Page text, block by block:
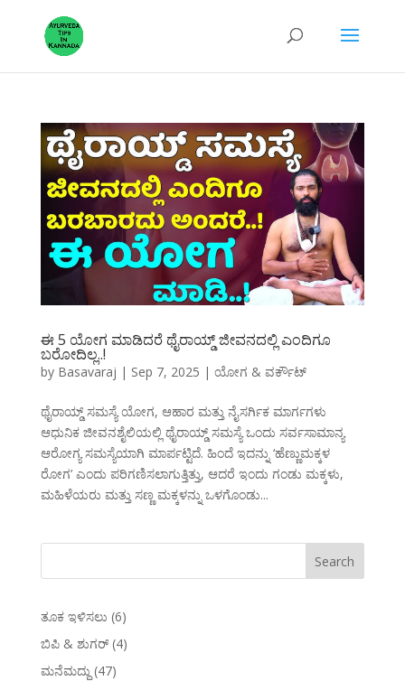
ಈ 5 ಯೋಗ ಮಾಡಿದರೆ ಥೈರಾಯ್ಡ್‌ ಜೀವನದಲ್ಲಿ ಎಂದಿಗೂ
ಬರೋದಿಲ್ಲ..!
by Basavaraj | Sep 7, 2025 | ಯೋಗ & ವರ್ಕೌಟ್
ಥೈರಾಯ್ಡ್ ಸಮಸ್ಯೆ ಯೋಗ, ಆಹಾರ ಮತ್ತು ನೈಸರ್ಗಿಕ ಮಾರ್ಗಗಳು
ಆಧುನಿಕ ಜೀವನಶೈಲಿಯಲ್ಲಿ ಥೈರಾಯ್ಡ್ ಸಮಸ್ಯೆ ಒಂದು ಸರ್ವಸಾಮಾನ್ಯ
ಆರೋಗ್ಯ ಸಮಸ್ಯೆಯಾಗಿ ಮಾರ್ಪಟ್ಟಿದೆ. ಹಿಂದೆ ಇದನ್ನು ‘ಹೆಣ್ಣುಮಕ್ಕಳ
ರೋಗ’ ಎಂದು ಪರಿಗಣಿಸಲಾಗುತ್ತಿತ್ತು, ಆದರೆ ಇಂದು ಗಂಡು ಮಕ್ಕಳು,
ಮಹಿಳೆಯರು ಮತ್ತು ಸಣ್ಣ ಮಕ್ಕಳನ್ನು ಒಳಗೊಂಡು...
ತೂಕ ಇಳಿಸಲು (6)
ಬಿಪಿ & ಶುಗರ್(4)
ಮನೆಮದ್ದು (47)